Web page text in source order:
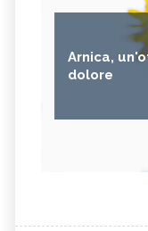
Arnica,
dolore